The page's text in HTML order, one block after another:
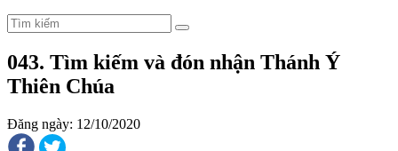
043. Tìm kiếm và đón nhận Thánh Ý
Thiên Chúa
Đăng ngày: 12/10/2020